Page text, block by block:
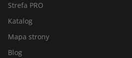
Strefa PRO
Katalog
Mapa strony
Blog